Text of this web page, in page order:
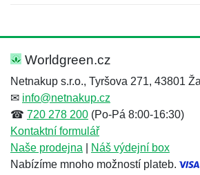
Hodnocení:
Jméno: *
Jméno:
E-mail:*
Worldgreen.cz
Netnakup s.r.o., Tyršova 271, 43801
✉ info@netnakup.cz
☎ 720 278 200 (Po-Pá 8:00-16:30)
Kontaktní formulář
Naše prodejna
Náš výdejní box
Nabízíme mnoho možností plateb.